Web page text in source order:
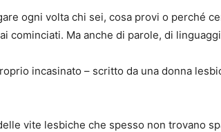
ogni volta chi sei, cosa provi o perché
cominciati. Ma anche di parole, di
incasinato – scritto da una donna
vite lesbiche che spesso non trovano